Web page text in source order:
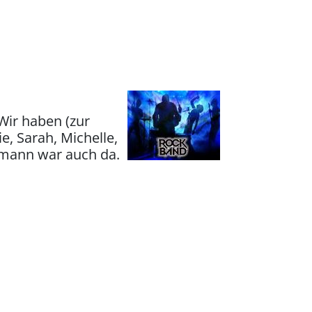
haben (zur
Sarah, Michelle,
war auch da.